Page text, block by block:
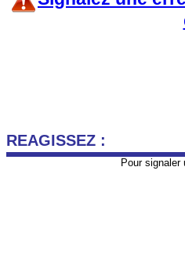
REAGISSEZ :
Pour signaler